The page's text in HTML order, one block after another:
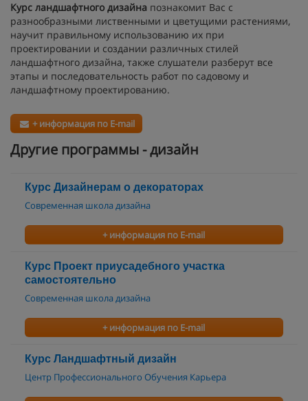
Курс ландшафтного дизайна познакомит Вас с
разнообразными лиственными и цветущими растениями,
научит правильному использованию их при
проектировании и создании различных стилей
ландшафтного дизайна, также слушатели разберут все
этапы и последовательность работ по садовому и
ландшафтному проектированию.
+ информация по E-mail
Другие программы - дизайн
Курс Дизайнерам о декораторах
Современная школа дизайна
+ информация по E-mail
Курс Проект приусадебного участка
самостоятельно
Современная школа дизайна
+ информация по E-mail
Курс Ландшафтный дизайн
Центр Профессионального Обучения Карьера